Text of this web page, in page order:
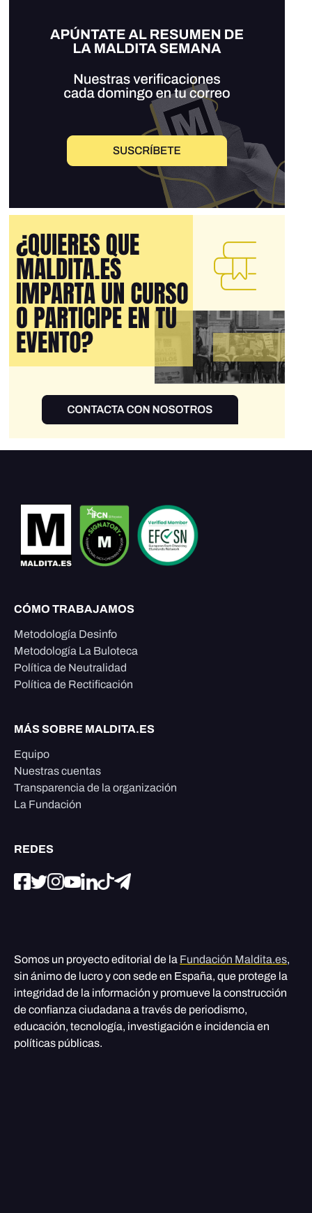
CÓMO TRABAJAMOS
Metodología Desinfo
Metodología La Buloteca
Política de Neutralidad
Política de Rectificación
MÁS SOBRE MALDITA.ES
Equipo
Nuestras cuentas
Transparencia de la organización
La Fundación
REDES
Somos un proyecto editorial de la Fundación Maldita.es,
sin ánimo de lucro y con sede en España, que protege la
integridad de la información y promueve la construcción
de confianza ciudadana a través de periodismo,
educación, tecnología, investigación e incidencia en
políticas públicas.